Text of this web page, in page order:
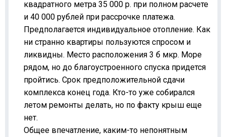
квадратного метра 35 000 р. при полном расчете
и 40 000 рублей при рассрочке платежа.
Предполагается индивидуальное отопление. Как
ни странно квартиры пользуются спросом и
ликвидны. Место расположения 3 б мкр. Море
рядом, но до благоустроенного спуска придется
пройтись. Срок предположительной сдачи
комплекса конец года. Кто-то уже собирался
летом ремонты делать, но по факту крыш еще
нет.
Общее впечатление, каким-то непонятным